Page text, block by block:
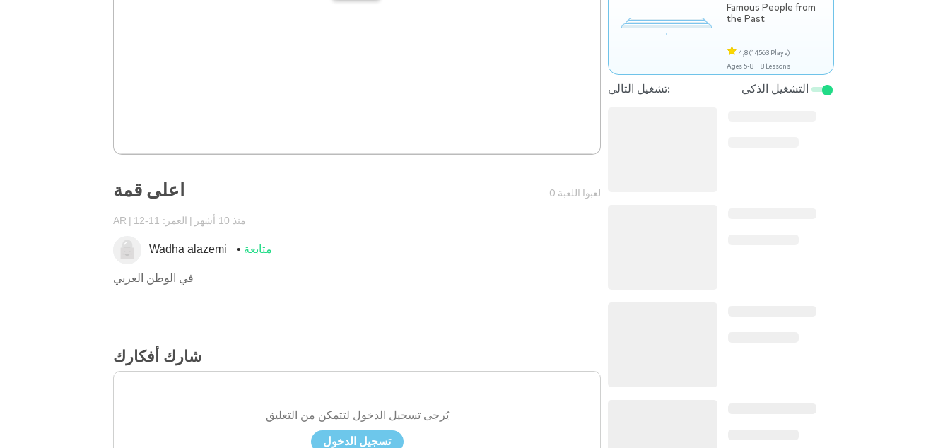
اعلى قمة 0 لعبوا اللعبة
AR العمر: 11-12 منذ 10 أشهر
Wadha alazemi متابعة
في الوطن العربي
شارك أفكارك
يُرجى تسجيل الدخول لتتمكن من التعليق
تسجيل الدخول
Famous People from
the Past
4,8(14563 Plays)
Ages 5-8 | 8 Lessons
تشغيل التالي: